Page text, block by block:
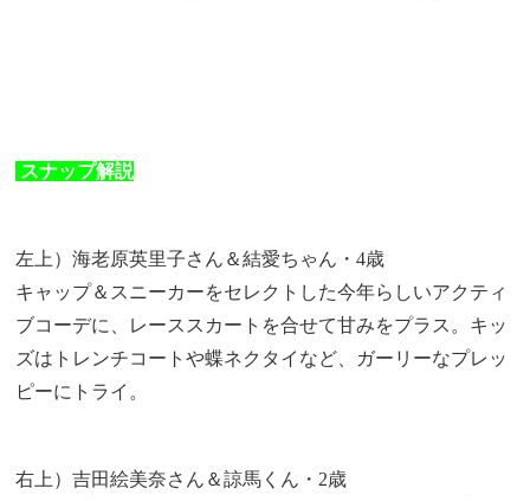
スナップ解説
左上）海老原英里子さん＆結愛ちゃん・4歳
キャップ＆スニーカーをセレクトした今年らしいアクティ
ブコーデに、レーススカートを合せて甘みをプラス。キッ
ズはトレンチコートや蝶ネクタイなど、ガーリーなプレッ
ピーにトライ。
右上）吉田絵美奈さん＆諒馬くん・2歳